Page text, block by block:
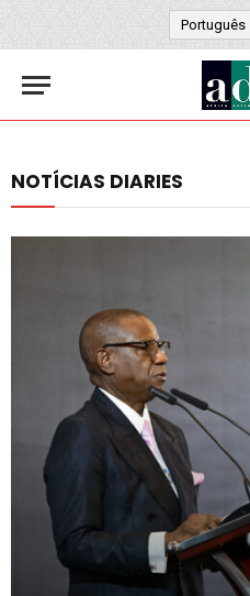
Português
NOTÍCIAS DIARIES